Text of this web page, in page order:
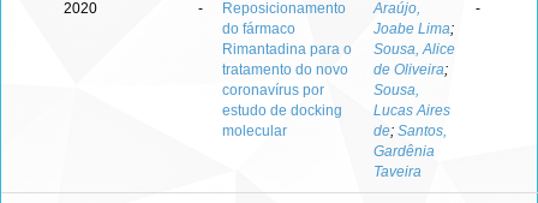
2020 -
Reposicionamento
do fármaco
Rimantadina para o
tratamento do novo
coronavírus por
estudo de docking
molecular
Araújo,
Joabe Lima;
Sousa, Alice
de Oliveira;
Sousa,
Lucas Aires
de; Santos,
Gardênia
Taveira
-